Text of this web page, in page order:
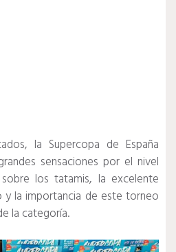
la Supercopa de España
sensaciones por el nivel
los tatamis, la excelente
y la importancia de este torneo
la categoría.